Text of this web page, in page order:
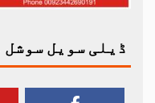
ڈیلی سویل سوشل